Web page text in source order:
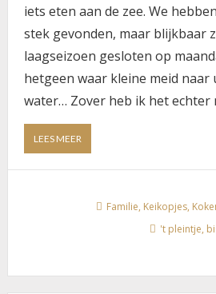
iets eten aan de zee. We
stek gevonden, maar blijkbaar
laagseizoen gesloten op
hetgeen waar kleine meid naar
water… Zover heb ik het echter
LEES MEERABOUT
WE
GINGEN
GAAN
NAAR
Familie, Keikopjes,
't pleintje,